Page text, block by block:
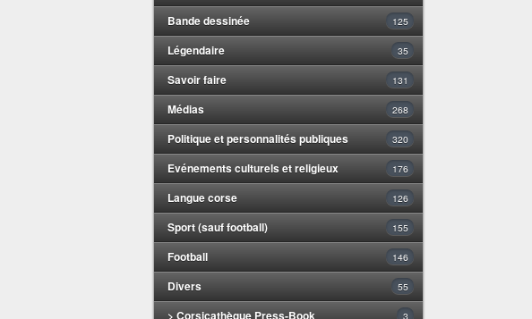
Bande dessinée 125
Légendaire 35
Savoir faire 131
Médias 268
Politique et personnalités publiques 320
Evénements culturels et religieux 176
Langue corse 126
Sport (sauf football) 155
Football 146
Divers 55
> Corsicathèque Press-Book 3